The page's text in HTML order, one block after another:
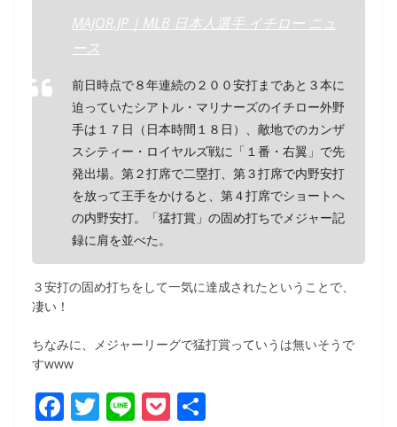
MAJOR.JP｜MLB 日本人選手 イチロー ニュ
ース
前日時点で８年連続の２００安打まであと３本に
迫っていたシアトル・マリナーズのイチロー外野
手は１７日（日本時間１８日）、敵地でのカンザ
スシティー・ロイヤルズ戦に「１番・右翼」で先
発出場。第２打席で二塁打、第３打席で内野安打
を放って王手をかけると、第４打席でショートへ
の内野安打。「猛打賞」の固め打ちでメジャー記
録に肩を並べた。
３安打の固め打ちをして一気に達成されたということで、
凄い！
ちなみに、メジャーリーグで猛打賞っていうは無いそうで
すwww
F T Li P